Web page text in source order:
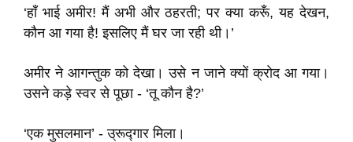
‘हाँ भाई अमीर! मैं अभी और ठहरती; पर क्या करूँ, यह देखन,
कौन आ गया है! इसलिए मैं घर जा रही थी।’
अमीर ने आगन्तुक को देखा। उसे न जाने क्यों क्रोद आ गया।
उसने कड़े स्वर से पूछा - ‘तू कौन है?’
‘एक मुसलमान’ - उ्रूद्गार मिला।